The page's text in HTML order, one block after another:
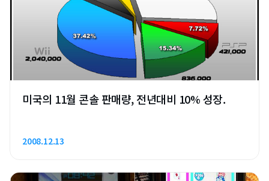
미국의 11월 콘솔 판매량, 전년대비 10% 성장.
2008.12.13